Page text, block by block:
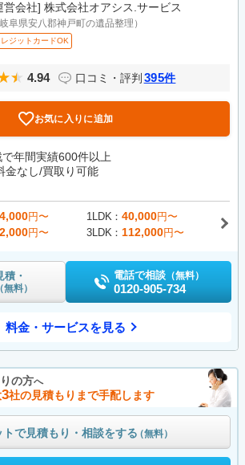
営会社] 株式会社オアシス.サービス
岐阜県安八郡神戸町の遺品整理）
レジットカードOK
4.94 口コミ・評判 395件
お気に入りに追加
年間実績600件以上
なし/買取り可能
円〜 1LDK 40,000円〜
円〜 3LDK 112,000円〜
積・
（無料）
電話で相談 （無料）
0120-905-734
料金・サービスを見る
の方へ
3社の見積もりまで手配します
トで見積もり・相談をする（無料）